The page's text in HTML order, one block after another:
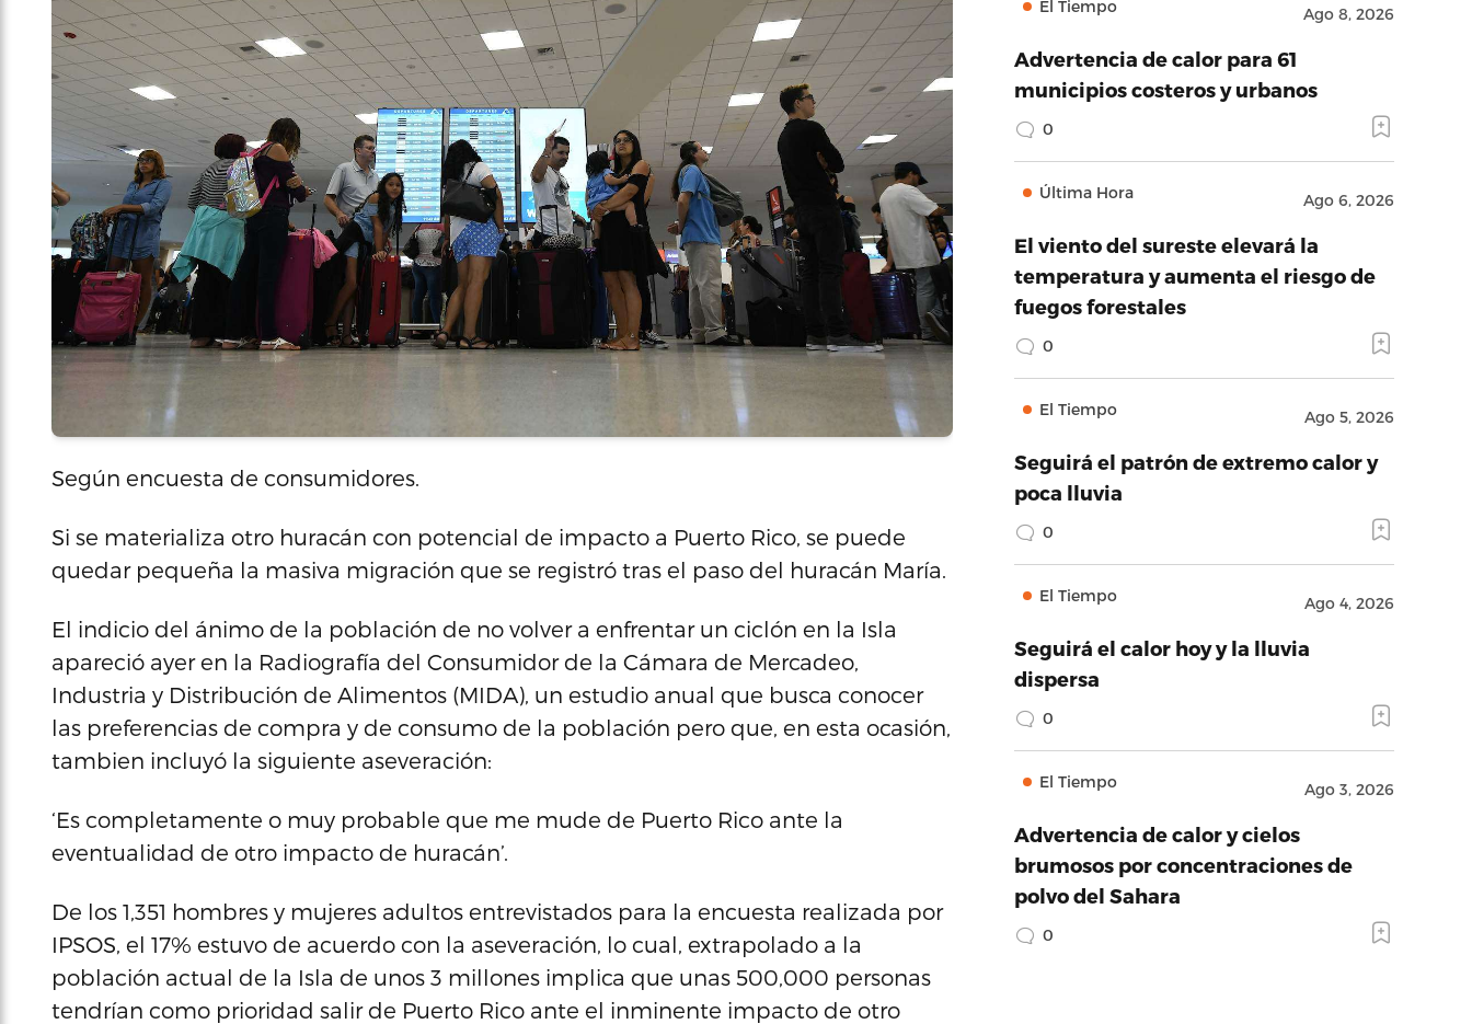
Según encuesta de consumidores.
Si se materializa otro huracán con potencial de impacto a Puerto Rico, se puede
quedar pequeña la masiva migración que se registró tras el paso del huracán María.
El indicio del ánimo de la población de no volver a enfrentar un ciclón en la Isla
apareció ayer en la Radiografía del Consumidor de la Cámara de Mercadeo,
Industria y Distribución de Alimentos (MIDA), un estudio anual que busca conocer
las preferencias de compra y de consumo de la población pero que, en esta ocasión,
tambien incluyó la siguiente aseveración:
‘Es completamente o muy probable que me mude de Puerto Rico ante la
eventualidad de otro impacto de huracán’.
De los 1,351 hombres y mujeres adultos entrevistados para la encuesta realizada por
IPSOS, el 17% estuvo de acuerdo con la aseveración, lo cual, extrapolado a la
población actual de la Isla de unos 3 millones implica que unas 500,000 personas
tendrían como prioridad salir de Puerto Rico ante el inminente impacto de otro
El Tiempo Ago 8, 2026
Advertencia de calor para 61
municipios costeros y urbanos
0
Última Hora Ago 6, 2026
El viento del sureste elevará la
temperatura y aumenta el riesgo de
fuegos forestales
0
El Tiempo Ago 5, 2026
Seguirá el patrón de extremo calor y
poca lluvia
0
El Tiempo Ago 4, 2026
Seguirá el calor hoy y la lluvia
dispersa
0
El Tiempo Ago 3, 2026
Advertencia de calor y cielos
brumosos por concentraciones de
polvo del Sahara
0